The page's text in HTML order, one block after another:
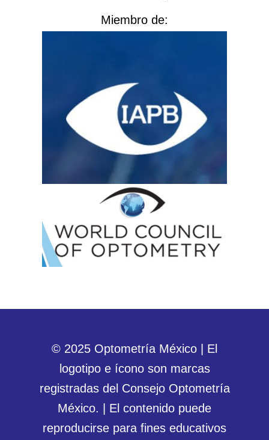
Miembro de:
© 2025 Optometría México | El
logotipo e ícono son marcas
registradas del Consejo Optometría
México. | El contenido puede
reproducirse para fines educativos